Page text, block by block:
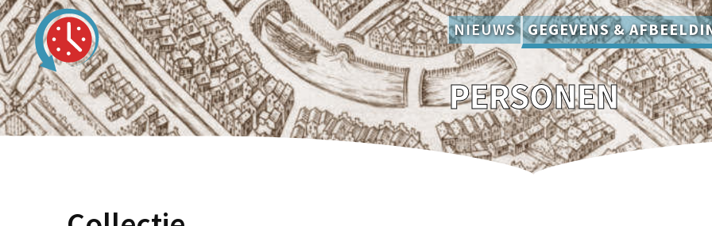
NIEUWS GEGEVENS &
PERSONEN